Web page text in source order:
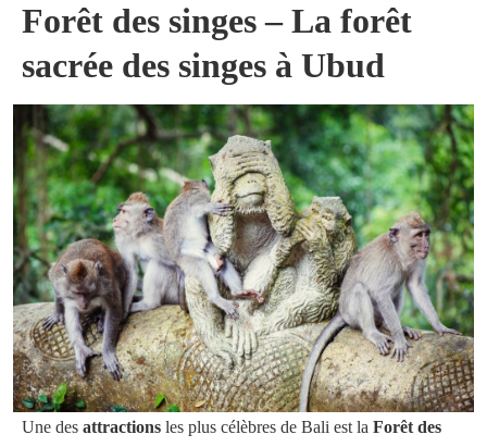
Forêt des singes – La forêt
sacrée des singes à Ubud
Une des attractions les plus célèbres de Bali est la Forêt des